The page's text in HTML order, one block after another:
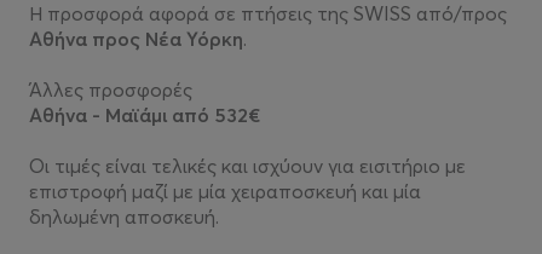
Η προσφορά αφορά σε πτήσεις της SWISS από/προς
Αθήνα προς Νέα Υόρκη.
Άλλες προσφορές
Αθήνα - Μαϊάμι από 532€
Οι τιμές είναι τελικές και ισχύουν για εισιτήριο με
επιστροφή μαζί με μία χειραποσκευή και μία
δηλωμένη αποσκευή.